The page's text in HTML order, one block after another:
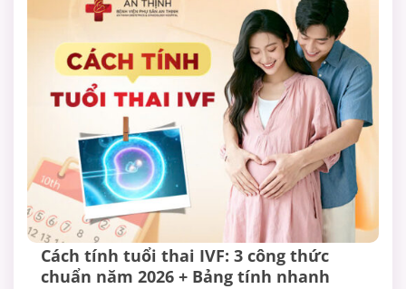
Cách tính tuổi thai IVF: 3 công thức
chuẩn năm 2026 + Bảng tính nhanh